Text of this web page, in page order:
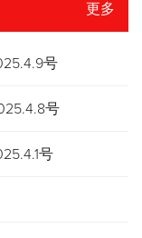
更多
号
号
号